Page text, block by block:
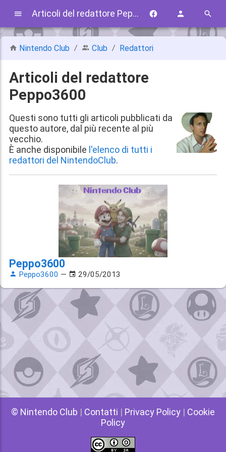
Articoli del redattore Peppo3600
Nintendo Club Club Redattori
Articoli del redattore
Peppo3600
Questi sono tutti gli articoli pubblicati da
questo autore, dal più recente al più
vecchio.
È anche disponibile l'elenco di tutti i
redattori del NintendoClub.
Peppo3600
Peppo3600 — 29/05/2013
© Nintendo Club | Contatti | Privacy Policy | Cookie
Policy